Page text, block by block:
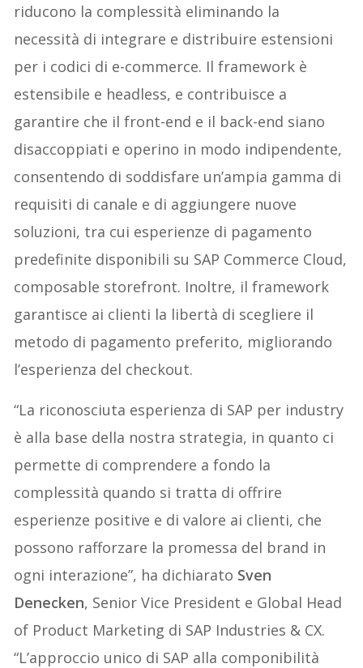
riducono la complessità eliminando la
necessità di integrare e distribuire estensioni
per i codici di e-commerce. Il framework è
estensibile e headless, e contribuisce a
garantire che il front-end e il back-end siano
disaccoppiati e operino in modo indipendente,
consentendo di soddisfare un’ampia gamma di
requisiti di canale e di aggiungere nuove
soluzioni, tra cui esperienze di pagamento
predefinite disponibili su SAP Commerce Cloud,
composable storefront. Inoltre, il framework
garantisce ai clienti la libertà di scegliere il
metodo di pagamento preferito, migliorando
l’esperienza del checkout.
“La riconosciuta esperienza di SAP per industry
è alla base della nostra strategia, in quanto ci
permette di comprendere a fondo la
complessità quando si tratta di offrire
esperienze positive e di valore ai clienti, che
possono rafforzare la promessa del brand in
ogni interazione”, ha dichiarato Sven
Denecken, Senior Vice President e Global Head
of Product Marketing di SAP Industries & CX.
“L’approccio unico di SAP alla componibilità